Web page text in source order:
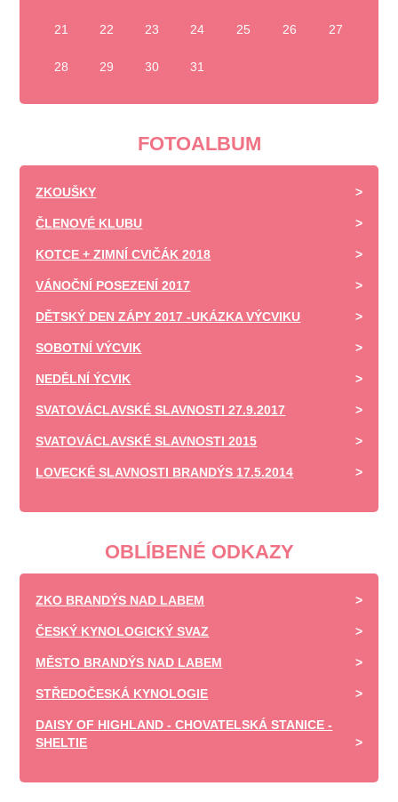
21 22 23 24 25 26 27
28 29 30 31
FOTOALBUM
ZKOUŠKY
ČLENOVÉ KLUBU
KOTCE + ZIMNÍ CVIČÁK 2018
VÁNOČNÍ POSEZENÍ 2017
DĚTSKÝ DEN ZÁPY 2017 -UKÁZKA VÝCVIKU
SOBOTNÍ VÝCVIK
NEDĚLNÍ ÝCVIK
SVATOVÁCLAVSKÉ SLAVNOSTI 27.9.2017
SVATOVÁCLAVSKÉ SLAVNOSTI 2015
LOVECKÉ SLAVNOSTI BRANDÝS 17.5.2014
OBLÍBENÉ ODKAZY
ZKO BRANDÝS NAD LABEM
ČESKÝ KYNOLOGICKÝ SVAZ
MĚSTO BRANDÝS NAD LABEM
STŘEDOČESKÁ KYNOLOGIE
DAISY OF HIGHLAND - CHOVATELSKÁ STANICE -
SHELTIE